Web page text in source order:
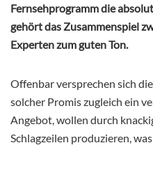
Fernsehprogramm die
gehört das Zusammenspiel
Experten zum guten Ton.
Offenbar versprechen sich
solcher Promis zugleich ein
Angebot, wollen durch
Schlagzeilen produzieren,